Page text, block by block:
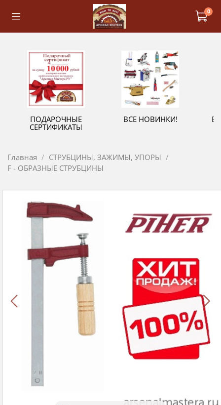
0
ПОДАРОЧНЫЕ
СЕРТИФИКАТЫ
ВСЕ НОВИНКИ!
Главная
СТРУБЦИНЫ, ЗАЖИМЫ, УПОРЫ
F - ОБРАЗНЫЕ СТРУБЦИНЫ